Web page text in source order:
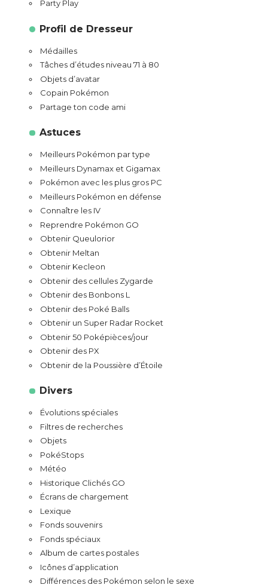
Party Play
Profil de Dresseur
Médailles
Tâches d’études niveau 71 à 80
Objets d’avatar
Copain Pokémon
Partage ton code ami
Astuces
Meilleurs Pokémon par type
Meilleurs Dynamax et Gigamax
Pokémon avec les plus gros PC
Meilleurs Pokémon en défense
Connaître les IV
Reprendre Pokémon GO
Obtenir Queulorior
Obtenir Meltan
Obtenir Kecleon
Obtenir des cellules Zygarde
Obtenir des Bonbons L
Obtenir des Poké Balls
Obtenir un Super Radar Rocket
Obtenir 50 Poképièces/jour
Obtenir des PX
Obtenir de la Poussière d’Étoile
Divers
Évolutions spéciales
Filtres de recherches
Objets
PokéStops
Météo
Historique Clichés GO
Écrans de chargement
Lexique
Fonds souvenirs
Fonds spéciaux
Album de cartes postales
Icônes d’application
Différences des Pokémon selon le sexe